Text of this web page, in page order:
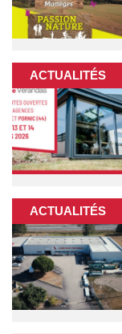
ACTUALITÉS
ACTUALITÉS